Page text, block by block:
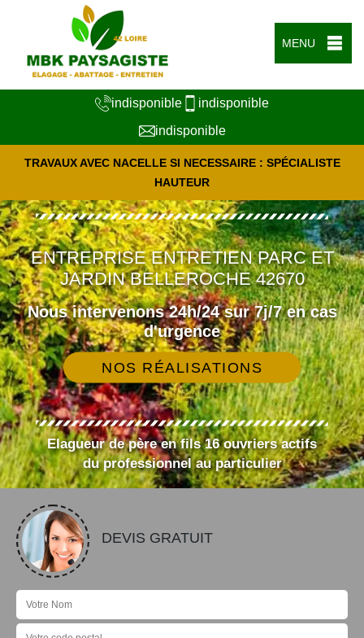
MENU
indisponible
indisponible
indisponible
TRAVAUX AVEC NACELLE SI NECESSAIRE : SPÉCIALISTE
HAUTEUR
ENTREPRISE ENTRETIEN PARC ET
JARDIN BELLEROCHE 42670
Nous intervenons 24h/24 sur 7j/7 en cas
d'urgence
NOS RÉALISATIONS
Elagueur de père en fils 16 ouvriers actifs
du professionnel au particulier
DEVIS GRATUIT